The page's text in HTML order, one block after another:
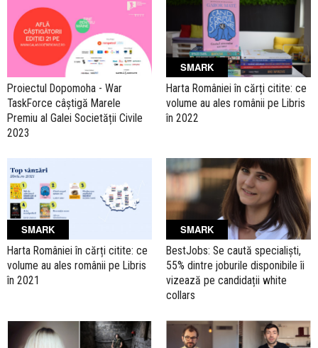
Proiectul Dopomoha - War
TaskForce câștigă Marele
Premiu al Galei Societății Civile
2023
SMARK
Harta României în cărți citite: ce
volume au ales românii pe Libris
în 2022
SMARK
Harta României în cărți citite: ce
volume au ales românii pe Libris
în 2021
SMARK
BestJobs: Se caută specialiști,
55% dintre joburile disponibile îi
vizează pe candidații white
collars